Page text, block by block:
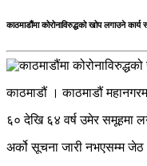
काठमाडौंमा कोरोनाविरुद्धको खोप लगाउने कार्य
काठमाडौं । काठमाडौं
६० देखि ६४ वर्ष उमेर समूहमा
अर्को सूचना जारी नभएसम्म